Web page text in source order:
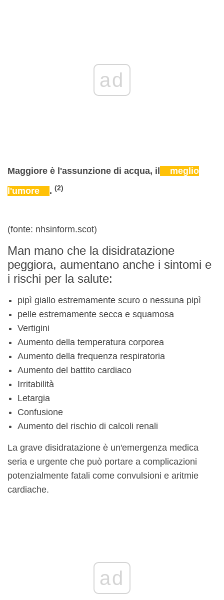
ad
Maggiore è l'assunzione di acqua, il
meglio
l'umore
. (2)
(fonte: nhsinform.scot)
Man mano che la disidratazione
peggiora, aumentano anche i sintomi e
i rischi per la salute:
pipì giallo estremamente scuro o nessuna pipì
pelle estremamente secca e squamosa
Vertigini
Aumento della temperatura corporea
Aumento della frequenza respiratoria
Aumento del battito cardiaco
Irritabilità
Letargia
Confusione
Aumento del rischio di calcoli renali
La grave disidratazione è un'emergenza medica
seria e urgente che può portare a complicazioni
potenzialmente fatali come convulsioni e aritmie
cardiache.
ad